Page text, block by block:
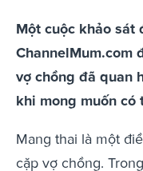
Một cuộc khảo sát
ChannelMum.com
vợ chồng đã quan
khi mong muốn có
Mang thai là một
cặp vợ chồng.